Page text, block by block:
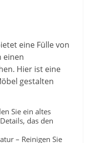
eine Fülle von
einen
Hier ist eine
gestalten
Sie ein altes
das den
– Reinigen Sie